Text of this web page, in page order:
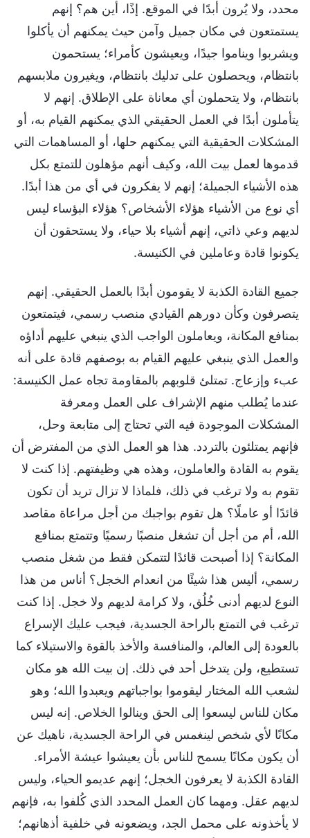
محدد، ولا يُرون أبدًا في الموقع. إذًا، أين هم؟ إنهم
يستمتعون في مكان جميل وآمن حيث يمكنهم أن يأكلوا
ويشربوا ويناموا جيدًا، ويعيشون كأمراء؛ يستحمون
بانتظام، ويحصلون على تدليك بانتظام، ويغيرون ملابسهم
بانتظام، ولا يتحملون أي معاناة على الإطلاق. إنهم لا
يتأملون أبدًا في العمل الحقيقي الذي يمكنهم القيام به، أو
المشكلات الحقيقية التي يمكنهم حلها، أو المساهمات التي
قدموها لعمل بيت الله، وكيف أنهم مؤهلون للتمتع بكل
هذه الأشياء الجميلة؛ إنهم لا يفكرون في أي من هذا أبدًا.
أي نوع من الأشياء هؤلاء الأشخاص؟ هؤلاء البؤساء ليس
لديهم وعي ذاتي، إنهم أشياء بلا حياء، ولا يستحقون أن
يكونوا قادة وعاملين في الكنيسة.
جميع القادة الكذبة لا يقومون أبدًا بالعمل الحقيقي. إنهم
يتصرفون وكأن دورهم القيادي منصب رسمي، فيتمتعون
بمنافع المكانة، ويعاملون الواجب الذي ينبغي عليهم أداؤه
والعمل الذي ينبغي عليهم القيام به بوصفهم قادة على أنه
عبء وإزعاج. تمتلئ قلوبهم بالمقاومة تجاه عمل الكنيسة:
عندما يُطلب منهم الإشراف على العمل ومعرفة
المشكلات الموجودة فيه التي تحتاج إلى متابعة وحل،
فإنهم يمتلئون بالتردد. هذا هو العمل الذي من المفترض أن
يقوم به القادة والعاملون، وهذه هي وظيفتهم. إذا كنت لا
تقوم به ولا ترغب في ذلك، فلماذا لا تزال تريد أن تكون
قائدًا أو عاملًا؟ هل تقوم بواجبك من أجل مراعاة مقاصد
الله، أم من أجل أن تشغل منصبًا رسميًا وتتمتع بمنافع
المكانة؟ إذا أصبحت قائدًا لتتمكن فقط من شغل منصب
رسمي، أليس هذا شيئًا من انعدام الخجل؟ أناس من هذا
النوع لديهم أدنى خُلُق، ولا كرامة لديهم ولا خجل. إذا كنت
ترغب في التمتع بالراحة الجسدية، فيجب عليك الإسراع
بالعودة إلى العالم، والمنافسة والأخذ بالقوة والاستيلاء كما
تستطيع، ولن يتدخل أحد في ذلك. إن بيت الله هو مكان
لشعب الله المختار ليقوموا بواجباتهم ويعبدوا الله؛ وهو
مكان للناس ليسعوا إلى الحق وينالوا الخلاص. إنه ليس
مكانًا لأي شخص لينغمس في الراحة الجسدية، ناهيك عن
أن يكون مكانًا يسمح للناس بأن يعيشوا عيشة الأمراء.
القادة الكذبة لا يعرفون الخجل؛ إنهم عديمو الحياء، وليس
لديهم عقل. ومهما كان العمل المحدد الذي كُلفوا به، فإنهم
لا يأخذونه على محمل الجد، ويضعونه في خلفية أذهانهم؛